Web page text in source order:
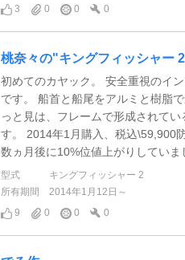
3
0 0 0
桃奈々の"キングフィッシャー
初めてのカヤック。 安全重視のイ
です。 船首と船尾をアルミと樹脂
っと見は、フレームで形成されて
す。 2014年1月購入、税込\59,900
数ヵ月後に10%位値上がりしていま
型式
キングフィッシャー 2
所有期間
2014年1月12日～
9
0 0 0